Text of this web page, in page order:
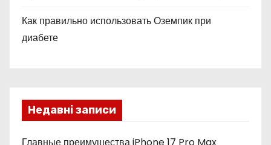
Как правильно использовать Оземпик при
диабете
Недавні записи
Главные преимущества iPhone 17 Pro Max